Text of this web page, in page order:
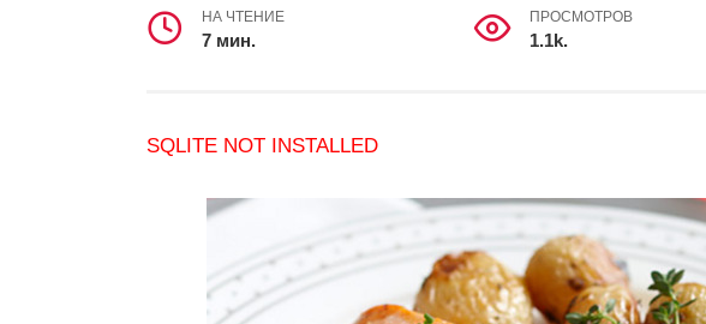
НА ЧТЕНИЕ
7 мин.
ПРОСМОТРОВ
1.1k.
SQLITE NOT INSTALLED